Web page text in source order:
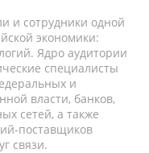
и сотрудники одной
экономики:
Ядро аудитории
специалисты
и
власти, банков,
сетей, а также
поставщиков
связи.